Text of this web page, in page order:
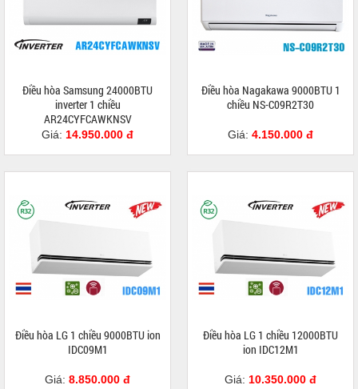
Điều hòa Samsung 24000BTU
inverter 1 chiều
AR24CYFCAWKNSV
Giá: 14.950.000 đ
Điều hòa Nagakawa 9000BTU 1
chiều NS-C09R2T30
Giá: 4.150.000 đ
Điều hòa LG 1 chiều 9000BTU ion
IDC09M1
Giá: 8.850.000 đ
Điều hòa LG 1 chiều 12000BTU
ion IDC12M1
Giá: 10.350.000 đ